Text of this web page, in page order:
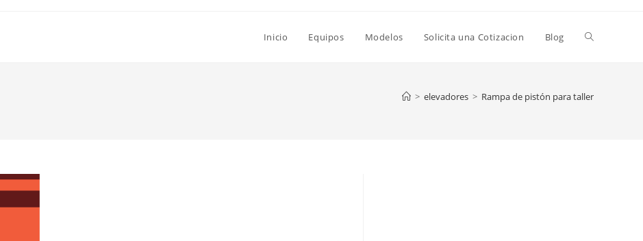
Inicio Equipos Modelos Solicita una Cotizacion Blog
> elevadores > Rampa de pistón para taller